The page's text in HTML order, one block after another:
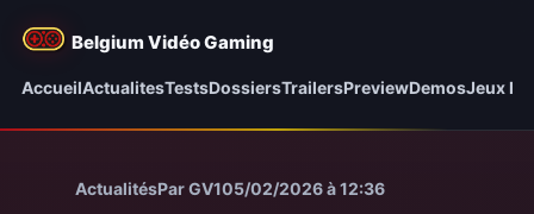
Belgium Vidéo Gaming
AccueilActualitesTestsDossiersTrailersPreviewDemosJeux
ActualitésPar GV105/02/2026 à 12:36